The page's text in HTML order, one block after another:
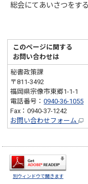
総会にてあいさつをす
このページに関する
お問い合わせは
秘書政策課
〒811-3492
福岡県宗像市東郷1-1-1
電話番号：0940-36-1055
Fax：0940-37-1242
お問い合わせフォーム
別ウィンドウで開きます